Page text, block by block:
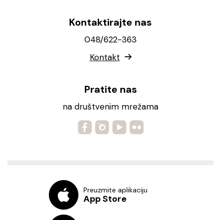
Kontaktirajte nas
048/622-363
Kontakt
Pratite nas
na društvenim mrežama
Preuzmite aplikaciju
App Store